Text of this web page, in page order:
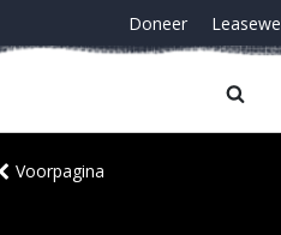
Doneer
Voorpagina